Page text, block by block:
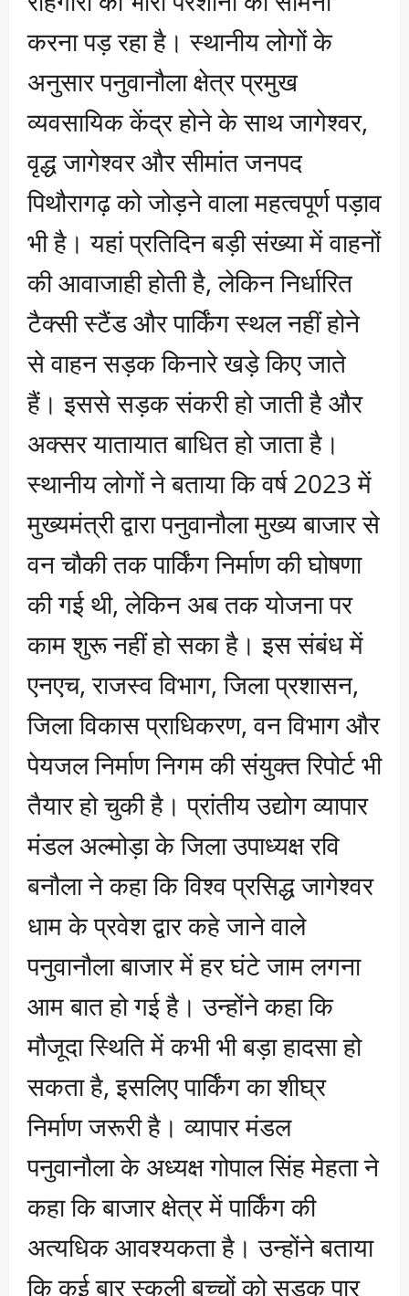
करना पड़ रहा है। स्थानीय लोगों के
अनुसार पनुवानौला क्षेत्र प्रमुख
व्यवसायिक केंद्र होने के साथ जागेश्वर,
वृद्ध जागेश्वर और सीमांत जनपद
पिथौरागढ़ को जोड़ने वाला महत्वपूर्ण पड़ाव
भी है। यहां प्रतिदिन बड़ी संख्या में वाहनों
की आवाजाही होती है, लेकिन निर्धारित
टैक्सी स्टैंड और पार्किंग स्थल नहीं होने
से वाहन सड़क किनारे खड़े किए जाते
हैं। इससे सड़क संकरी हो जाती है और
अक्सर यातायात बाधित हो जाता है।
स्थानीय लोगों ने बताया कि वर्ष 2023 में
मुख्यमंत्री द्वारा पनुवानौला मुख्य बाजार से
वन चौकी तक पार्किंग निर्माण की घोषणा
की गई थी, लेकिन अब तक योजना पर
काम शुरू नहीं हो सका है। इस संबंध में
एनएच, राजस्व विभाग, जिला प्रशासन,
जिला विकास प्राधिकरण, वन विभाग और
पेयजल निर्माण निगम की संयुक्त रिपोर्ट भी
तैयार हो चुकी है। प्रांतीय उद्योग व्यापार
मंडल अल्मोड़ा के जिला उपाध्यक्ष रवि
बनौला ने कहा कि विश्व प्रसिद्ध जागेश्वर
धाम के प्रवेश द्वार कहे जाने वाले
पनुवानौला बाजार में हर घंटे जाम लगना
आम बात हो गई है। उन्होंने कहा कि
मौजूदा स्थिति में कभी भी बड़ा हादसा हो
सकता है, इसलिए पार्किंग का शीघ्र
निर्माण जरूरी है। व्यापार मंडल
पनुवानौला के अध्यक्ष गोपाल सिंह मेहता ने
कहा कि बाजार क्षेत्र में पार्किंग की
अत्यधिक आवश्यकता है। उन्होंने बताया
कि कई बार स्कूली बच्चों को सड़क पार